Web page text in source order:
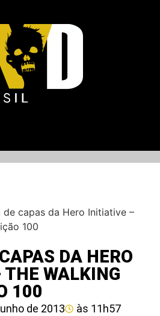
de capas da Hero Initiative –
100
DA HERO
WALKING
100
de 2013 às 11h57